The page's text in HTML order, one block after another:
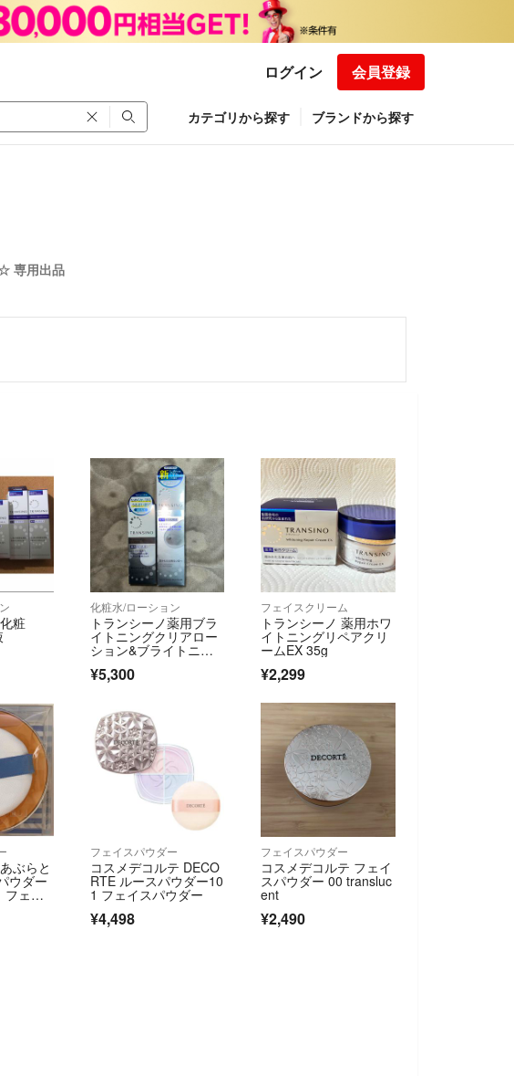
ログイン 会員登録
カテゴリから探す ブランドから探す
専用出品
粧
化粧水/ローション
トランシーノ薬用ブラ
イトニングクリアロー
ション&ブライトニン
グクリアミルク
¥5,300
フェイスクリーム
トランシーノ 薬用ホワ
イトニングリペアクリ
ームEX 35g
¥2,299
ぶらと
ウダー
フェイ
フェイスパウダー
コスメデコルテ DECO
RTE ルースパウダー10
1 フェイスパウダー
¥4,498
フェイスパウダー
コスメデコルテ フェイ
スパウダー 00 transluc
ent
¥2,490